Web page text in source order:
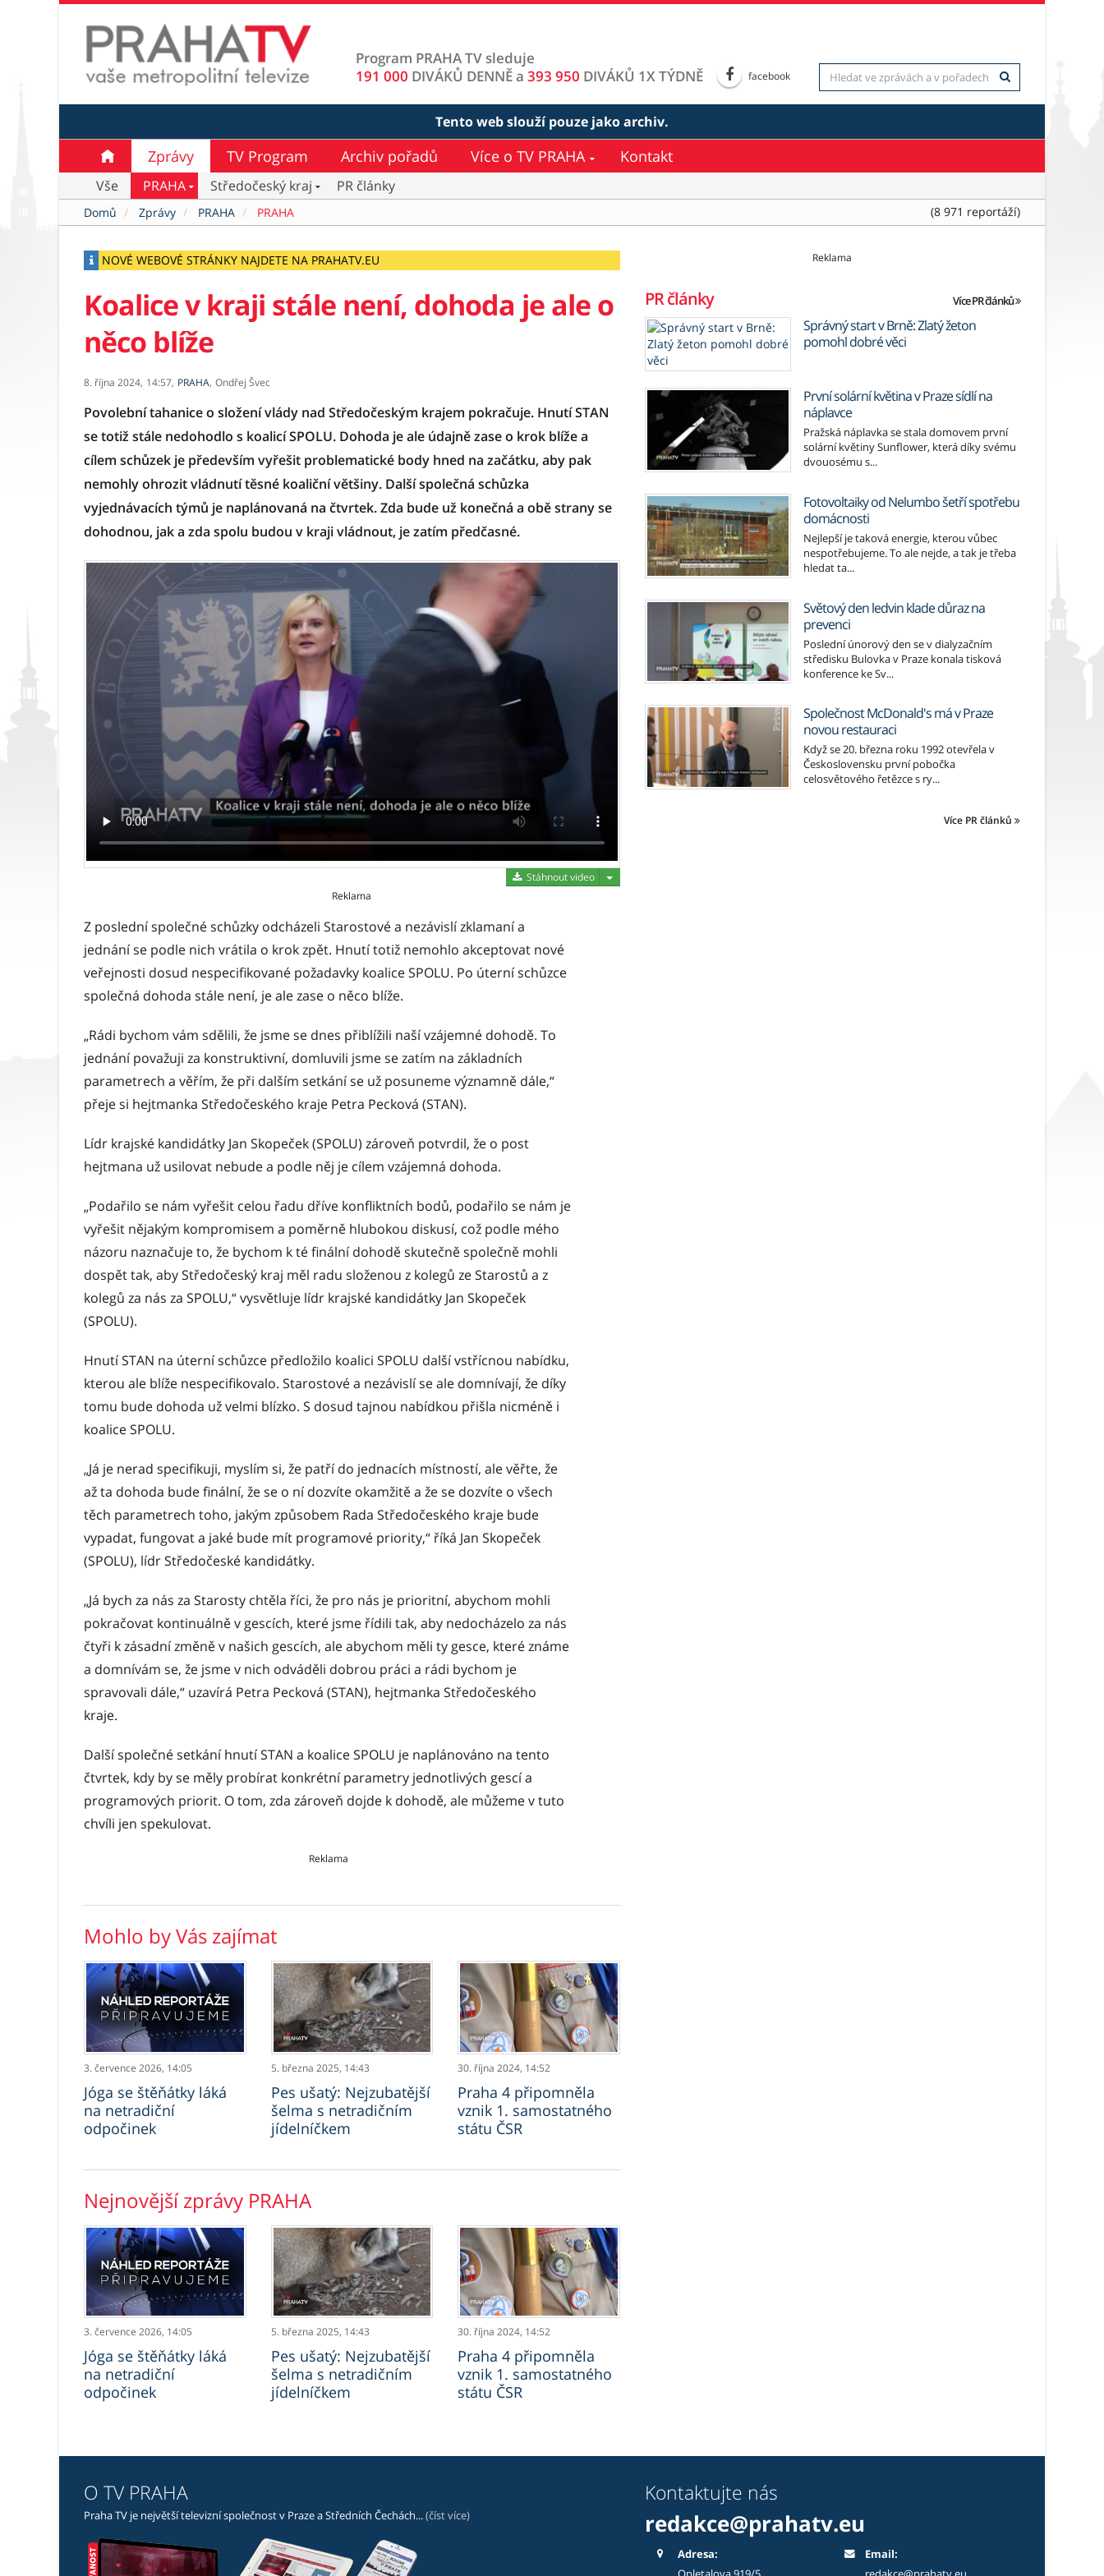
Program PRAHA TV sleduje
191 000 DIVÁKŮ DENNĚ a 393 950 DIVÁKŮ 1X TÝDNĚ facebook
Tento web slouží pouze jako archiv.
Zprávy TV Program Archiv pořadů Více o TV PRAHA Kontakt
Vše PRAHA Středočeský kraj PR články
(8 971 reportáží)
Domů Zprávy PRAHA PRAHA
NOVÉ WEBOVÉ STRÁNKY NAJDETE NA PRAHATV.EU
Koalice v kraji stále není, dohoda je ale o
něco blíže
8. října 2024, 14:57, PRAHA, Ondřej Švec
Povolební tahanice o složení vlády nad Středočeským krajem pokračuje. Hnutí STAN
se totiž stále nedohodlo s koalicí SPOLU. Dohoda je ale údajně zase o krok blíže a
cílem schůzek je především vyřešit problematické body hned na začátku, aby pak
nemohly ohrozit vládnutí těsné koaliční většiny. Další společná schůzka
vyjednávacích týmů je naplánovaná na čtvrtek. Zda bude už konečná a obě strany se
dohodnou, jak a zda spolu budou v kraji vládnout, je zatím předčasné.
Stáhnout video
Stáhnout video
Reklama
Z poslední společné schůzky odcházeli Starostové a nezávislí zklamaní a
jednání se podle nich vrátila o krok zpět. Hnutí totiž nemohlo akceptovat nové
veřejnosti dosud nespecifikované požadavky koalice SPOLU. Po úterní schůzce
společná dohoda stále není, je ale zase o něco blíže.
„Rádi bychom vám sdělili, že jsme se dnes přiblížili naší vzájemné dohodě. To
jednání považuji za konstruktivní, domluvili jsme se zatím na základních
parametrech a věřím, že při dalším setkání se už posuneme významně dále,“
přeje si hejtmanka Středočeského kraje Petra Pecková (STAN).
Lídr krajské kandidátky Jan Skopeček (SPOLU) zároveň potvrdil, že o post
hejtmana už usilovat nebude a podle něj je cílem vzájemná dohoda.
„Podařilo se nám vyřešit celou řadu dříve konfliktních bodů, podařilo se nám je
vyřešit nějakým kompromisem a poměrně hlubokou diskusí, což podle mého
názoru naznačuje to, že bychom k té finální dohodě skutečně společně mohli
dospět tak, aby Středočeský kraj měl radu složenou z kolegů ze Starostů a z
kolegů za nás za SPOLU,“ vysvětluje lídr krajské kandidátky Jan Skopeček
(SPOLU).
Hnutí STAN na úterní schůzce předložilo koalici SPOLU další vstřícnou nabídku,
kterou ale blíže nespecifikovalo. Starostové a nezávislí se ale domnívají, že díky
tomu bude dohoda už velmi blízko. S dosud tajnou nabídkou přišla nicméně i
koalice SPOLU.
„Já je nerad specifikuji, myslím si, že patří do jednacích místností, ale věřte, že
až ta dohoda bude finální, že se o ní dozvíte okamžitě a že se dozvíte o všech
těch parametrech toho, jakým způsobem Rada Středočeského kraje bude
vypadat, fungovat a jaké bude mít programové priority,“ říká Jan Skopeček
(SPOLU), lídr Středočeské kandidátky.
„Já bych za nás za Starosty chtěla říci, že pro nás je prioritní, abychom mohli
pokračovat kontinuálně v gescích, které jsme řídili tak, aby nedocházelo za nás
čtyři k zásadní změně v našich gescích, ale abychom měli ty gesce, které známe
a domnívám se, že jsme v nich odváděli dobrou práci a rádi bychom je
spravovali dále,“ uzavírá Petra Pecková (STAN), hejtmanka Středočeského
kraje.
Další společné setkání hnutí STAN a koalice SPOLU je naplánováno na tento
čtvrtek, kdy by se měly probírat konkrétní parametry jednotlivých gescí a
programových priorit. O tom, zda zároveň dojde k dohodě, ale můžeme v tuto
chvíli jen spekulovat.
Reklama
Mohlo by Vás zajímat
3. července 2026, 14:05
Jóga se štěňátky láká
na netradiční
odpočinek
5. března 2025, 14:43
Pes ušatý: Nejzubatější
šelma s netradičním
jídelníčkem
30. října 2024, 14:52
Praha 4 připomněla
vznik 1. samostatného
státu ČSR
Nejnovější zprávy PRAHA
3. července 2026, 14:05
Jóga se štěňátky láká
na netradiční
odpočinek
5. března 2025, 14:43
Pes ušatý: Nejzubatější
šelma s netradičním
jídelníčkem
30. října 2024, 14:52
Praha 4 připomněla
vznik 1. samostatného
státu ČSR
Reklama
PR články Více PR článků
Správný start v Brně: Zlatý žeton
pomohl dobré věci
První solární květina v Praze sídlí na
náplavce
Pražská náplavka se stala domovem první
solární květiny Sunflower, která díky svému
dvouosému s...
Fotovoltaiky od Nelumbo šetří spotřebu
domácnosti
Nejlepší je taková energie, kterou vůbec
nespotřebujeme. To ale nejde, a tak je třeba
hledat ta...
Světový den ledvin klade důraz na
prevenci
Poslední únorový den se v dialyzačním
středisku Bulovka v Praze konala tisková
konference ke Sv...
Společnost McDonald's má v Praze
novou restauraci
Když se 20. března roku 1992 otevřela v
Československu první pobočka
celosvětového řetězce s ry...
Více PR článků
O TV PRAHA
Praha TV je největší televizní společnost v Praze a Středních Čechách...(číst více)
Kontaktujte nás
redakce@prahatv.eu
Adresa:
Email: